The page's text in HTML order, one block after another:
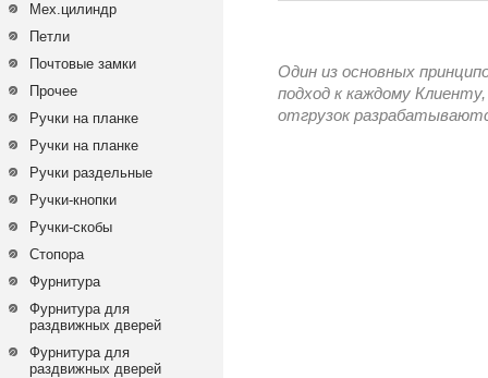
Мех.цилиндр
Петли
Почтовые замки
Прочее
Ручки на планке
Ручки на планке
Ручки раздельные
Ручки-кнопки
Ручки-скобы
Стопора
Фурнитура
Фурнитура для
раздвижных дверей
Фурнитура для
раздвижных дверей
Один из основных
подход к каждому
отгрузок